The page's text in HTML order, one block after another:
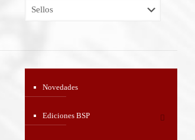
Novedades
Ediciones BSP